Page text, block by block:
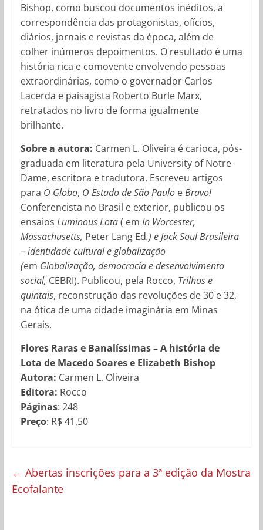
Bishop, como buscou documentos inéditos, a
correspondência das protagonistas, ofícios,
diários, jornais e revistas da época, além de
colher inúmeros depoimentos. O resultado é uma
história rica e comovente envolvendo pessoas
extraordinárias, como o governador Carlos
Lacerda e paisagista Roberto Burle Marx,
retratados no livro de forma igualmente
brilhante.
Sobre a autora: Carmen L. Oliveira é carioca, pós-
graduada em literatura pela University of Notre
Dame, escritora e tradutora. Escreveu artigos
para O Globo, O Estado de São PauloeBravo!
Conferencista no Brasil e exterior, publicou os
ensaios Luminous Lota( em In Worcester,
Massachusetts, Peter Lang Ed.) e Jack Soul Brasileira
– identidade cultural e globalização
(em Globalização, democracia e desenvolvimento
social, CEBRI). Publicou, pela Rocco, Trilhos e
quintais, reconstrução das revoluções de 30 e 32,
na ótica de uma cidade imaginária em Minas
Gerais.
Flores Raras e Banalíssimas – A história de
Lota de Macedo Soares e Elizabeth Bishop
Autora: Carmen L. Oliveira
Editora: Rocco
Páginas: 248
Preço: R$ 41,50
← Abertas inscrições para a 3ª edição da Mostra
Ecofalante